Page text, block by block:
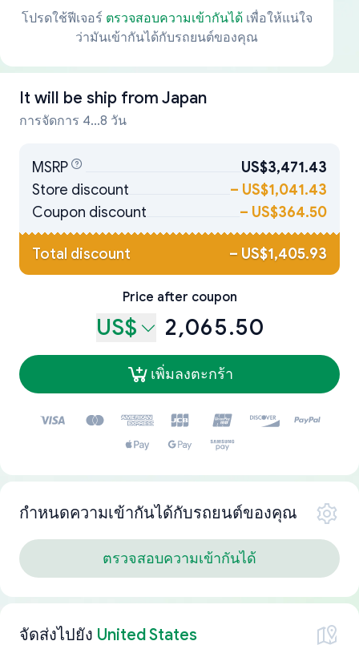
โปรดใช้ฟีเจอร์ ตรวจสอบความเข้ากันได้เพื่อให้แน่ใจ
ว่ามันเข้ากันได้กับรถยนต์ของคุณ
It will be ship from Japan
การจัดการ 4...8 วัน
MSRP
US$3,471.43
Store discount
– US$1,041.43
Coupon discount
– US$364.50
Total discount – US$1,405.93
Price after coupon
US$ 2,065.50
เพิ่มลงตะกร้า
กำหนดความเข้ากันได้กับรถยนต์ของคุณ
ตรวจสอบความเข้ากันได้
จัดส่งไปยัง United States